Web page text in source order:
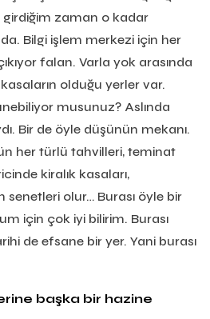
zaman o kadar
Bilgi işlem merkezi için her
falan. Varla yok arasında
olduğu yerler var.
musunuz? Aslında
Bir de öyle düşünün mekanı.
her türlü tahvilleri, teminat
kiralık kasaları,
senetleri olur… Burası öyle bir
için çok iyi bilirim. Burası
de efsane bir yer. Yani burası
başka bir hazine